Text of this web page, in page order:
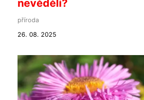
nevěděli?
příroda
26. 08. 2025